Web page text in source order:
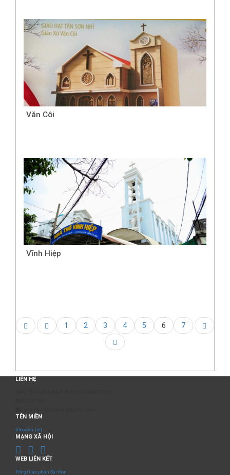
Văn Côi
Vĩnh Hiệp
1 2 3 4 5 6 7
LIÊN HỆ
TÊN MIỀN
titocovn.net
MẠNG XÃ HỘI
WEB LIÊN KẾT
Tổng Giáo phận Sài Gòn